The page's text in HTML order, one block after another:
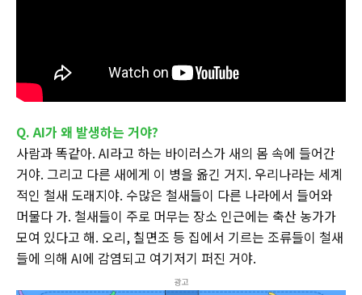
Q. AI가 왜 발생하는 거야?
사람과 똑같아. AI라고 하는 바이러스가 새의 몸 속에 들어간
거야. 그리고 다른 새에게 이 병을 옮긴 거지. 우리나라는 세계
적인 철새 도래지야. 수많은 철새들이 다른 나라에서 들어와
머물다 가. 철새들이 주로 머무는 장소 인근에는 축산 농가가
모여 있다고 해. 오리, 칠면조 등 집에서 기르는 조류들이 철새
들에 의해 AI에 감염되고 여기저기 퍼진 거야.
광고